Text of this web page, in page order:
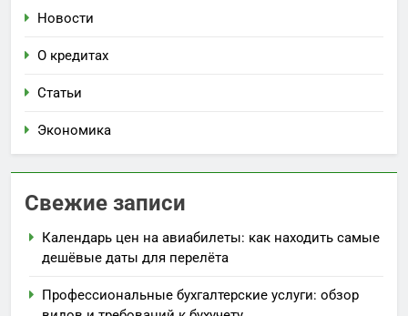
Новости
О кредитах
Статьи
Экономика
Свежие записи
Календарь цен на авиабилеты: как находить самые
дешёвые даты для перелёта
Профессиональные бухгалтерские услуги: обзор